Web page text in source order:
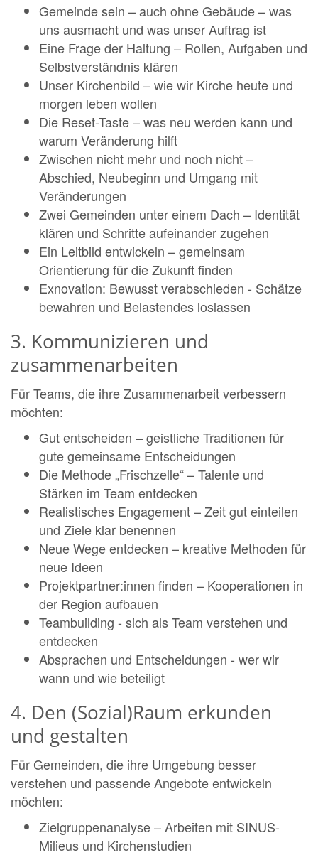
Gemeinde sein – auch ohne Gebäude – was
uns ausmacht und was unser Auftrag ist
Eine Frage der Haltung – Rollen, Aufgaben und
Selbstverständnis klären
Unser Kirchenbild – wie wir Kirche heute und
morgen leben wollen
Die Reset-Taste – was neu werden kann und
warum Veränderung hilft
Zwischen nicht mehr und noch nicht –
Abschied, Neubeginn und Umgang mit
Veränderungen
Zwei Gemeinden unter einem Dach – Identität
klären und Schritte aufeinander zugehen
Ein Leitbild entwickeln – gemeinsam
Orientierung für die Zukunft finden
Exnovation: Bewusst verabschieden - Schätze
bewahren und Belastendes loslassen
3. Kommunizieren und
zusammenarbeiten
Für Teams, die ihre Zusammenarbeit verbessern
möchten:
Gut entscheiden – geistliche Traditionen für
gute gemeinsame Entscheidungen
Die Methode „Frischzelle“ – Talente und
Stärken im Team entdecken
Realistisches Engagement – Zeit gut einteilen
und Ziele klar benennen
Neue Wege entdecken – kreative Methoden für
neue Ideen
Projektpartner:innen finden – Kooperationen in
der Region aufbauen
Teambuilding - sich als Team verstehen und
entdecken
Absprachen und Entscheidungen - wer wir
wann und wie beteiligt
4. Den (Sozial)Raum erkunden
und gestalten
Für Gemeinden, die ihre Umgebung besser
verstehen und passende Angebote entwickeln
möchten:
Zielgruppenanalyse – Arbeiten mit SINUS-
Milieus und Kirchenstudien